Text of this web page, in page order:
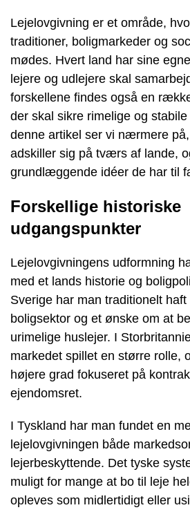
Lejelovgivning er et område,
traditioner, boligmarkeder og
mødes. Hvert land har sine
lejere og udlejere skal
forskellene findes også en
der skal sikre rimelige og
denne artikel ser vi nærmere
adskiller sig på tværs af lande,
grundlæggende idéer de har til
Forskellige historiske
udgangspunkter
Lejelovgivningens udformning
med et lands historie og
Sverige har man traditionelt
boligsektor og et ønske om at
urimelige huslejer. I
markedet spillet en større rolle,
højere grad fokuseret på
ejendomsret.
I Tyskland har man fundet en
lejelovgivningen både
lejerbeskyttende. Det tyske
muligt for mange at bo til leje
opleves som midlertidigt eller